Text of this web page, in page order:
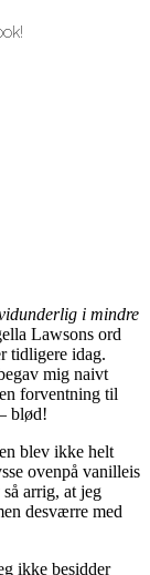
i mindre
Lawsons ord
tidligere idag.
mig naivt
forventning til
blød!
blev ikke helt
ovenpå vanilleis
arrig, at jeg
desværre med
ikke besidder